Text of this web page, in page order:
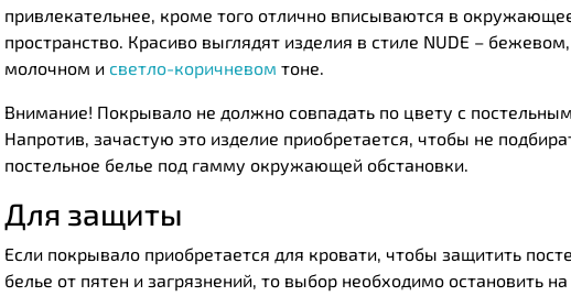
привлекательнее, кроме того отлично вписываются в
пространство. Красиво выглядят изделия в стиле NUDE –
молочном и светло-коричневом тоне.
Внимание! Покрывало не должно совпадать по цвету с
Напротив, зачастую это изделие приобретается, чтобы не
постельное белье под гамму окружающей обстановки.
Для защиты
Если покрывало приобретается для кровати, чтобы защитить
белье от пятен и загрязнений, то выбор необходимо остановить